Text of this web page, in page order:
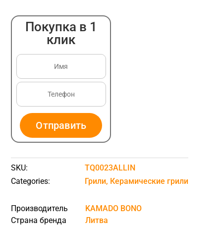
Grande
черный,
59
(TQ0023ALLIN)
Покупка в 1
клик
Отправить
SKU:
TQ0023ALLIN
Categories:
Грили, Керамические грили
Производитель
KAMADO BONO
Страна бренда
Литва